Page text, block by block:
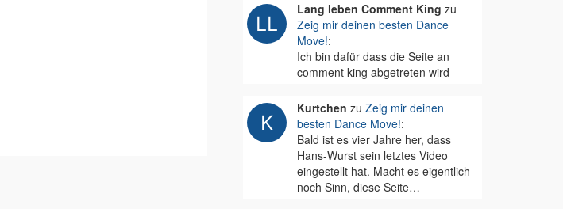
Lang leben Comment King zu
Zeig mir deinen besten Dance
Move!:
Ich bin dafür dass die Seite an
comment king abgetreten wird
Kurtchen zu Zeig mir deinen
besten Dance Move!:
Bald ist es vier Jahre her, dass
Hans-Wurst sein letztes Video
eingestellt hat. Macht es eigentlich
noch Sinn, diese Seite…